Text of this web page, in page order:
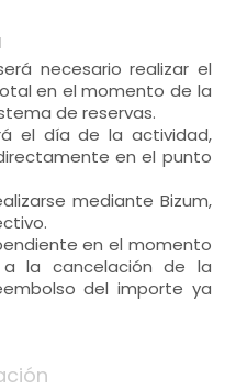
necesario realizar el
en el momento de la
de reservas.
el día de la actividad,
en el punto
mediante Bizum,
en el momento
la cancelación de la
del importe ya